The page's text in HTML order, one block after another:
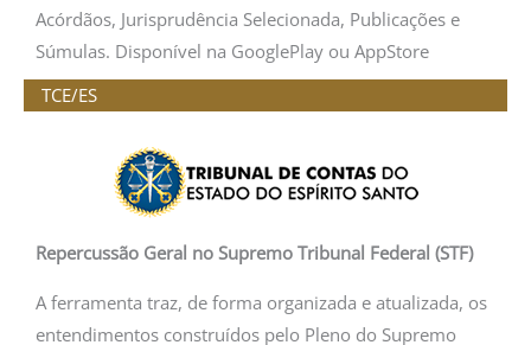
Acórdãos, Jurisprudência Selecionada, Publicações e
Súmulas. Disponível na GooglePlay ou AppStore
TCE/ES
Repercussão Geral no Supremo Tribunal Federal (STF)
A ferramenta traz, de forma organizada e atualizada, os
entendimentos construídos pelo Pleno do Supremo